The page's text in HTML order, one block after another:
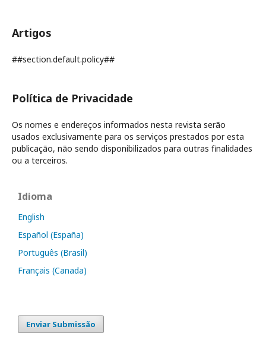
Artigos
##section.default.policy##
Política de Privacidade
Os nomes e endereços informados nesta revista serão
usados exclusivamente para os serviços prestados por esta
publicação, não sendo disponibilizados para outras finalidades
ou a terceiros.
Idioma
English
Español (España)
Português (Brasil)
Français (Canada)
Enviar Submissão